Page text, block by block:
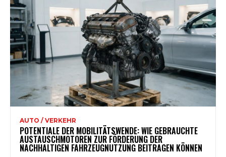
AUTO / VERKEHR
POTENTIALE DER MOBILITÄTSWENDE: WIE GEBRAUCHTE
AUSTAUSCHMOTOREN ZUR FÖRDERUNG DER
NACHHALTIGEN FAHRZEUGNUTZUNG BEITRAGEN KÖNNEN